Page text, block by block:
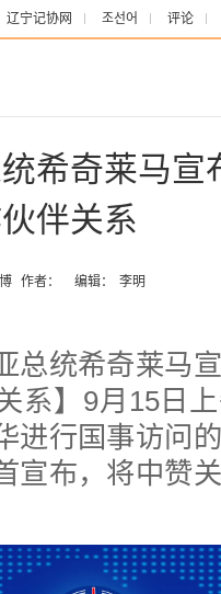
辽宁记协网 조선어 评论
希奇莱马宣
伴关系
作者： 编辑： 李明
统希奇莱马宣
系】9月15日
进行国事访问
宣布，将中赞